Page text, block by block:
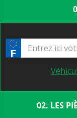
02. LES